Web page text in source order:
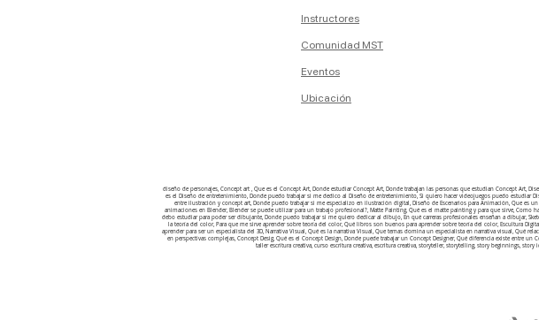
Instructores
Comunidad MST
Eventos
Ubicación
diseño de personajes, Concept art , Que es el Concept Art, Donde estudiar Concept Art, Donde trabajan las personas que estudian Concept Art,
es el Diseño de entretenimiento, Donde puedo trabajar si me dedico al Diseño de entretenimiento, Si quiero hacer videojuegos puedo
entre ilustración y concept art, Donde puedo trabajar si me especializo en ilustración digital, Diseño de Escenarios para Animación, Que es
animaciones en Blender, Blender se puede utilizar para un trabajo profesional?, Matte Painting, Qué es el matte painting y para que sirve,
debo estudiar para poder ser dibujante, Donde puedo trabajar si me quiero dedicar al dibujo, En qué carreras profesionales enseñan a dibujar,
la teoría del color, Para que me sirve aprender sobre teoría del color, Qué libros son buenos para aprender sobre teoría del color, Escultura
aprender para ser un especialista del 3D, Narrativa Visual, Qué es la narrativa Visual, Que temas domina un especialista en narrativa visual,
en perspectivas complejas, Concept Desig, Qué es el Concept Design, Donde puede trabajar un Concept Designer, Qué diferencia existe entre
taller escritura creativa, curso escritura creativa, escritura creativa, storyteller, storytelling, story beginnings,